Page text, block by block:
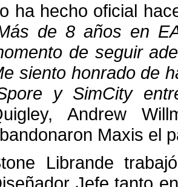
ha hecho oficial
de 8 años en
de seguir
siento honrado de
y SimCity
Andrew
Maxis el
Librande